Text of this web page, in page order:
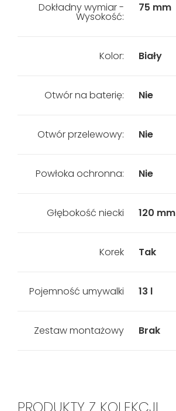
Dokładny wymiar -
Wysokość:
75 mm
Kolor: Biały
Otwór na baterię: Nie
Otwór przelewowy: Nie
Powłoka ochronna: Nie
Głębokość niecki 120 mm
Korek Tak
Pojemność umywalki 13 l
Zestaw montażowy Brak